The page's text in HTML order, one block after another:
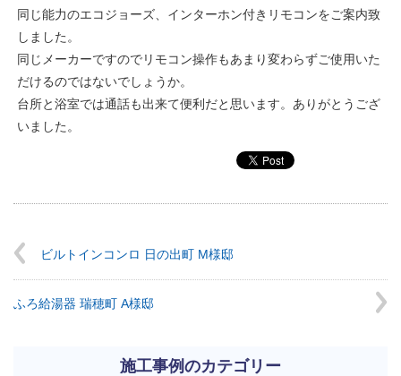
同じ能力のエコジョーズ、インターホン付きリモコンをご案内致
しました。
同じメーカーですのでリモコン操作もあまり変わらずご使用いた
だけるのではないでしょうか。
台所と浴室では通話も出来て便利だと思います。ありがとうござ
いました。
ビルトインコンロ 日の出町 M様邸
ふろ給湯器 瑞穂町 A様邸
施工事例のカテゴリー